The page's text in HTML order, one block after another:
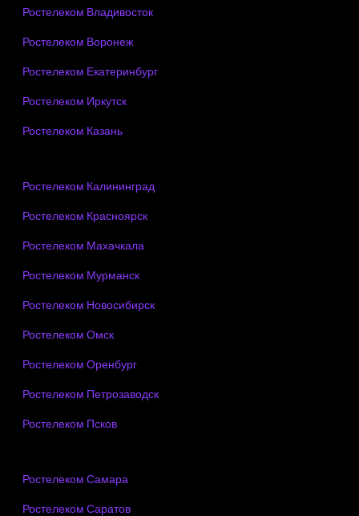
Ростелеком Владивосток
Ростелеком Воронеж
Ростелеком Екатеринбург
Ростелеком Иркутск
Ростелеком Казань
Ростелеком Калининград
Ростелеком Красноярск
Ростелеком Махачкала
Ростелеком Мурманск
Ростелеком Новосибирск
Ростелеком Омск
Ростелеком Оренбург
Ростелеком Петрозаводск
Ростелеком Псков
Ростелеком Самара
Ростелеком Саратов